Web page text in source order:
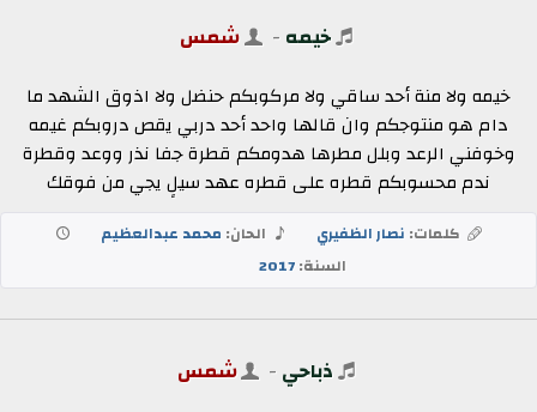
خيمه - شمس
خيمه ولا منة أحد ساقي ولا مركوبكم حنضل ولا اذوق الشهد ما
دام هو منتوجكم وان قالها واحد أحد دربي يقص دروبكم غيمه
وخوفني الرعد وبلل مطرها هدومكم قطرة جفا نذر ووعد وقطرة
ندم محسوبكم قطره على قطره عهد سيلٍ يجي من فوقك
كلمات: نصار الظفيري الحان: محمد عبدالعظيم
السنة:2017
ذباحي - شمس